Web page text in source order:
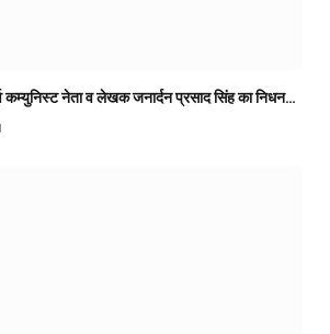
नेता व लेखक जनार्दन प्रसाद सिंह का निधन…